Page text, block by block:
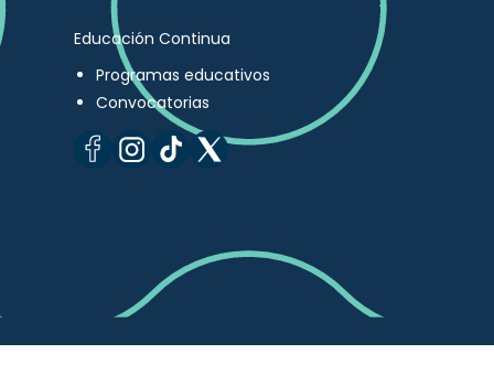
Educación Continua
Programas educativos
Convocatorias